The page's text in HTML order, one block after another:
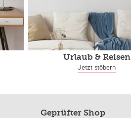
Urlaub & Reisen
Jetzt stöbern
Geprüfter Shop